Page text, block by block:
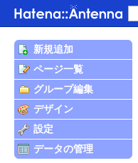
新規追加
ページ一覧
グループ編集
デザイン
設定
データの管理